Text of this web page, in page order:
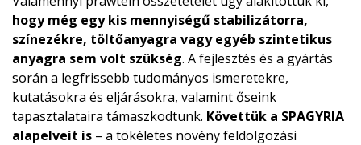
hogy még egy kis mennyiségű stabilizátorra,
színezékre, töltőanyagra vagy egyéb szintetikus
anyagra sem volt szükség. A fejlesztés és a gyártás
során a legfrissebb tudományos ismeretekre,
kutatásokra és eljárásokra, valamint őseink
tapasztalataira támaszkodtunk. Követtük a SPAGYRIA
alapelveit is – a tökéletes növény feldolgozási